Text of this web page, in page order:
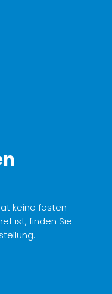
keine festen
ist, finden Sie